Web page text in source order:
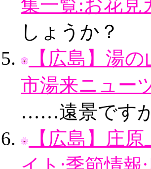
集一覧:お花見
しょうか？
【広島】湯
市湯来ニュー
……遠景です
【広島】庄